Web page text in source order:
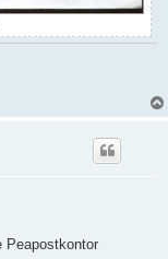
Peapostkontor